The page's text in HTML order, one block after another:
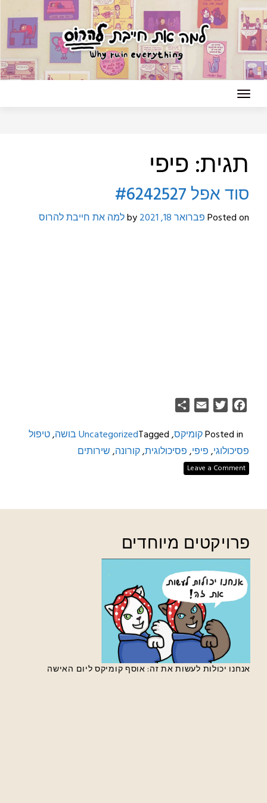
Skip
to
content
תגית: פיפי
סוד אפל #6242527
Posted onפברואר 18, 2021 למה את חייבת להרוס
Facebook
Twitter
Email
Posted inקומיקס,
UncategorizedTagged בושה,טיפול
פסיכולוגי,פיפי,פסיכולוגית,קורונה,שירותים
Leave a Comment
פרויקטים מיוחדים
אנחנו יכולות לעשות את זה: אוסף קומיקס ליום האישה